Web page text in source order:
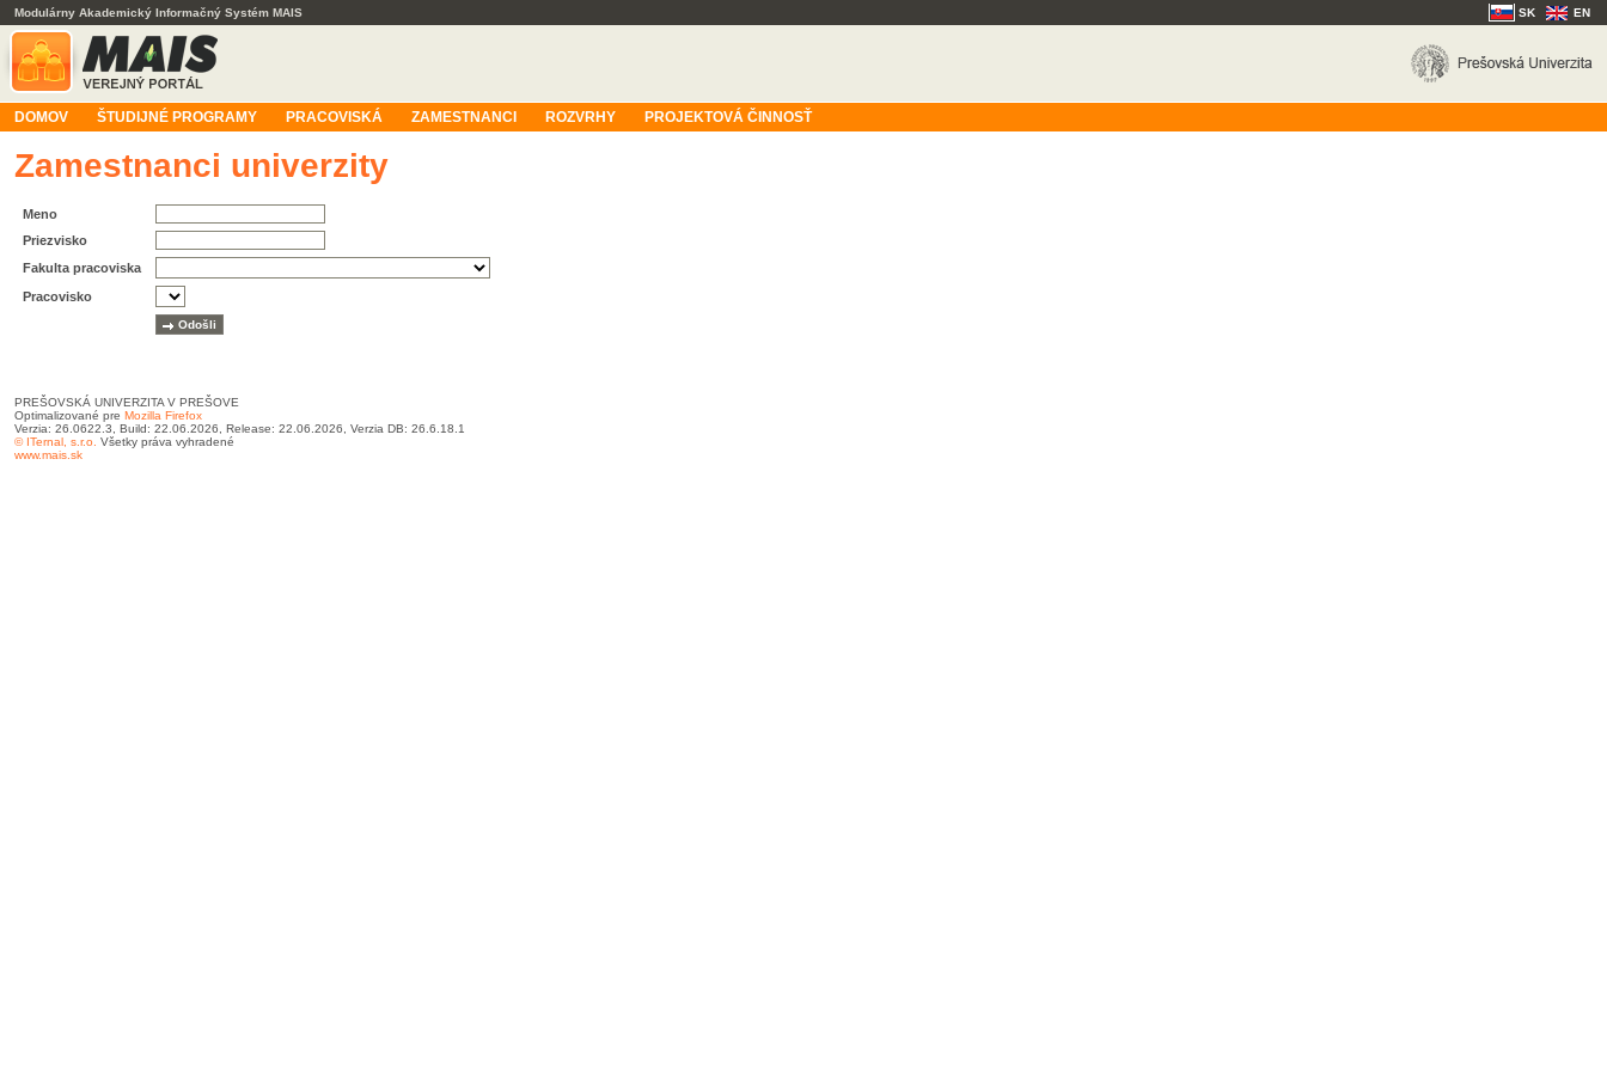
Modulárny Akademický Informačný Systém MAIS SK EN
DOMOV ŠTUDIJNÉ PROGRAMY PRACOVISKÁ ZAMESTNANCI ROZVRHY PROJEKTOVÁ ČINNOSŤ
Zamestnanci univerzity
Meno
Priezvisko
Fakulta pracoviska
Pracovisko
PREŠOVSKÁ UNIVERZITA V PREŠOVE
Optimalizované pre Mozilla Firefox
Verzia: 26.0622.3, Build: 22.06.2026, Release: 22.06.2026, Verzia DB: 26.6.18.1
© ITernal, s.r.o. Všetky práva vyhradené
www.mais.sk